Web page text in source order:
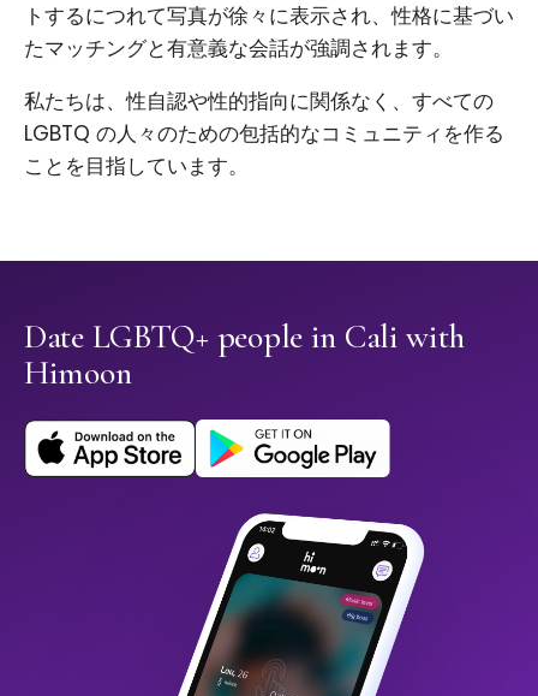
トするにつれて写真が徐々に表示され、性格に基づい
たマッチングと有意義な会話が強調されます。
私たちは、性自認や性的指向に関係なく、すべての
LGBTQ の人々のための包括的なコミュニティを作る
ことを目指しています。
Date LGBTQ+ people in Cali with
Himoon